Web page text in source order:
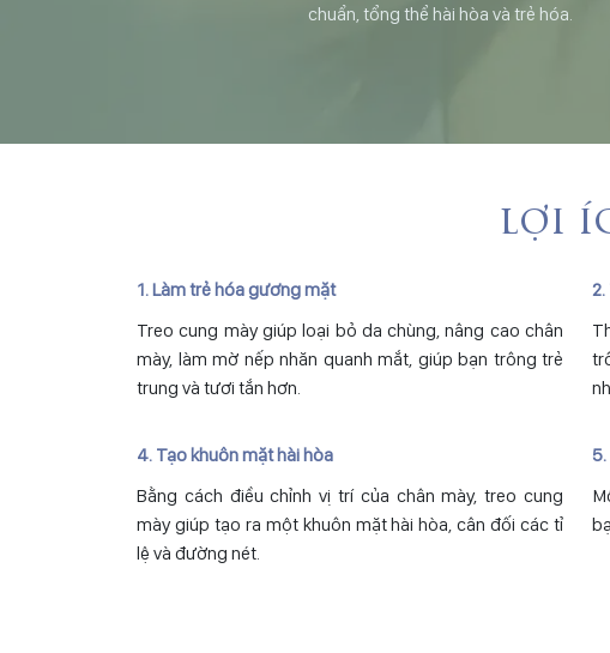
chuẩn, tổng thể hài hòa và trẻ hóa.
lợi
1. Làm trẻ hóa gương mặt
Treo cung mày giúp loại bỏ da chùng, nâng cao chân
mày, làm mờ nếp nhăn quanh mắt, giúp bạn trông trẻ
trung và tươi tắn hơn.
4. Tạo khuôn mặt hài hòa
Bằng cách điều chỉnh vị trí của chân mày, treo cung
mày giúp tạo ra một khuôn mặt hài hòa, cân đối các tỉ
lệ và đường nét.